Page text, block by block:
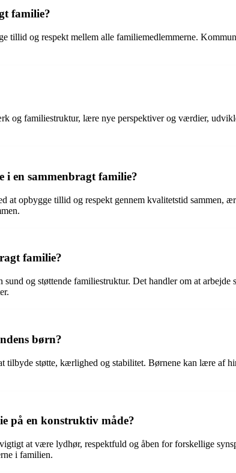
familie?
tillid og respekt mellem alle familiemedlemmerne.
og familiestruktur, lære nye perspektiver og værdier,
en sammenbragt familie?
at opbygge tillid og respekt gennem kvalitetstid sammen,
familie?
og støttende familiestruktur. Det handler om at
børn?
tilbyde støtte, kærlighed og stabilitet. Børnene kan lære af
på en konstruktiv måde?
at være lydhør, respektfuld og åben for forskellige
i familien.